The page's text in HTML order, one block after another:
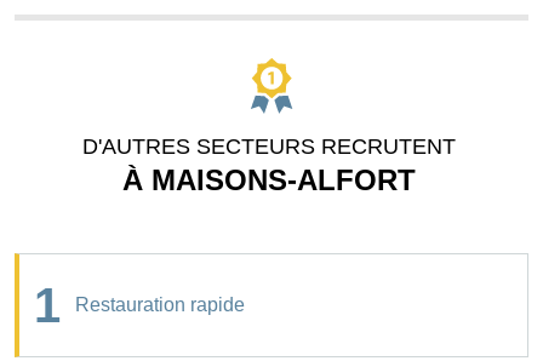
D'AUTRES SECTEURS RECRUTENT
À MAISONS-ALFORT
1 Restauration rapide